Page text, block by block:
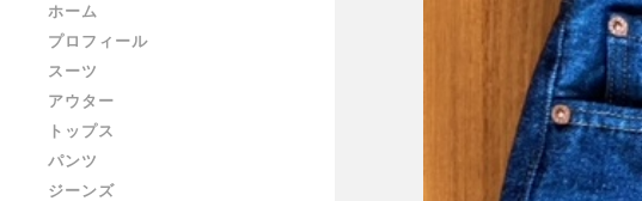
ホーム
プロフィール
スーツ
アウター
トップス
パンツ
ジーンズ